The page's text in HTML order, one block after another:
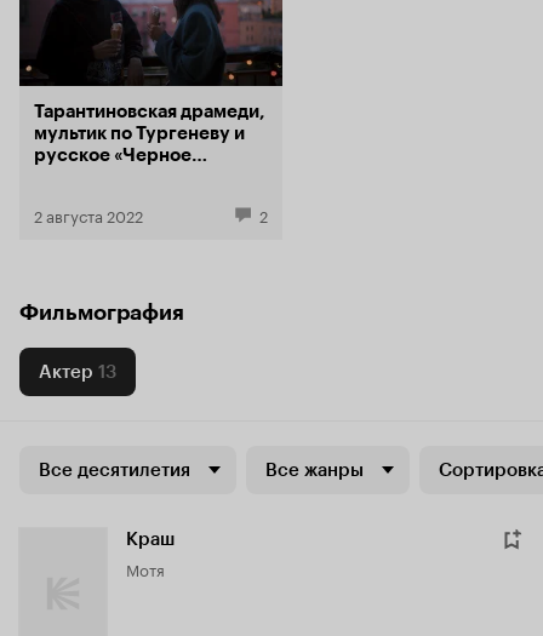
Тарантиновская драмеди,
мультик по Тургеневу и
русское «Черное
Realist
2 августа 2022 2
Фильмография
Актер 13
Все десятилетия Все жанры
Краш
Мотя